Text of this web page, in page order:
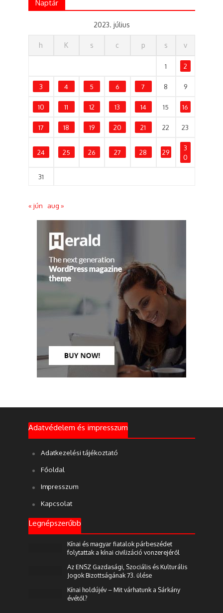
Naptár
2023. július
h K s c p s v
1 2
3 4 5 6 7 8 9
10 11 12 13 14 15 16
17 18 19 20 21 22 23
24 25 26 27 28 29
3
0
31
« jún aug »
Adatvédelem és impresszum
Adatkezelési tájékoztató
Főoldal
Impresszum
Kapcsolat
Legnépszerűbb
Kínai és magyar fiatalok párbeszédet
folytattak a kínai civilizáció vonzerejéről
Az ENSZ Gazdasági, Szociális és Kulturális
Jogok Bizottságának 73. ülése
Kínai holdújév – Mit várhatunk a Sárkány
évétől?